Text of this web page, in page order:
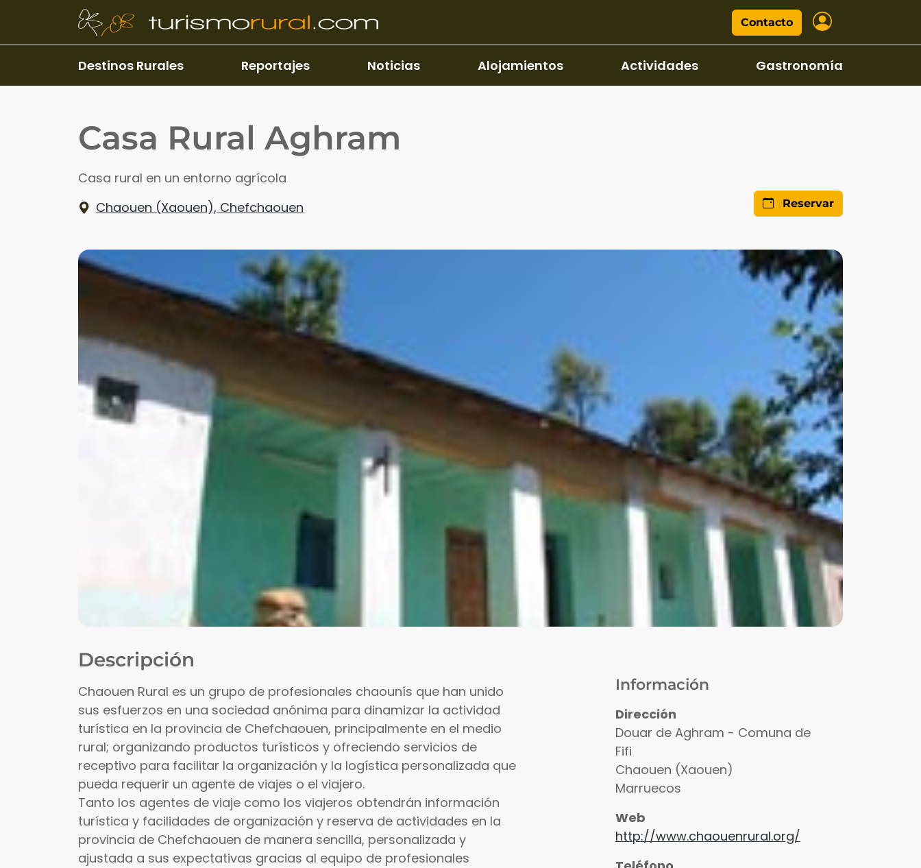
Pasar al contenido principal
Contacto
Destinos Rurales Reportajes Noticias Alojamientos Actividades Gastronomía
Casa Rural Aghram
Casa rural en un entorno agrícola
Chaouen (Xaouen), Chefchaouen
Reservar
Información
Dirección
Douar de Aghram - Comuna de
Fifi
Chaouen (Xaouen)
Marruecos
Web
http://www.chaouenrural.org/
Descripción
Chaouen Rural es un grupo de profesionales chaounís que han unido
sus esfuerzos en una sociedad anónima para dinamizar la actividad
turística en la provincia de Chefchaouen, principalmente en el medio
rural; organizando productos turísticos y ofreciendo servicios de
receptivo para facilitar la organización y la logística personalizada que
pueda requerir un agente de viajes o el viajero.
Tanto los agentes de viaje como los viajeros obtendrán información
turística y facilidades de organización y reserva de actividades en la
provincia de Chefchaouen de manera sencilla, personalizada y
ajustada a sus expectativas gracias al equipo de profesionales